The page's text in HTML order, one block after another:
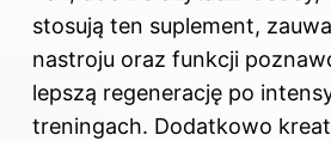
stosują ten suplement,
nastroju oraz funkcji
lepszą regenerację po
treningach. Dodatkowo